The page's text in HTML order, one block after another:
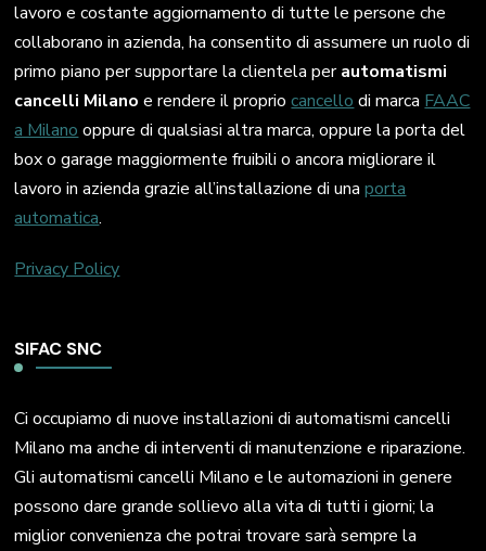
lavoro e costante aggiornamento di tutte le persone che
collaborano in azienda, ha consentito di assumere un ruolo di
primo piano per supportare la clientela perautomatismi
cancelli Milano e rendere il propriocancello di marca FAAC
a Milano oppure di qualsiasi altra marca, oppure la porta del
box o garage maggiormente fruibili o ancora migliorare il
lavoro in azienda grazie all’installazione di unaporta
automatica.
Privacy Policy
SIFAC SNC
Ci occupiamo di nuove installazioni di automatismi cancelli
Milano ma anche di interventi di manutenzione e riparazione.
Gli automatismi cancelli Milano e le automazioni in genere
possono dare grande sollievo alla vita di tutti i giorni; la
miglior convenienza che potrai trovare sarà sempre la